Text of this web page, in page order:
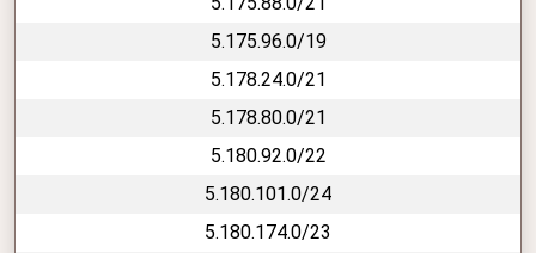
5.175.96.0/19
5.178.24.0/21
5.178.80.0/21
5.180.92.0/22
5.180.101.0/24
5.180.174.0/23